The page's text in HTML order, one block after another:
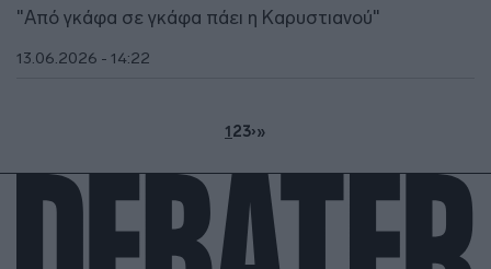
"Από γκάφα σε γκάφα πάει η Καρυστιανού"
13.06.2026 - 14:22
123›»